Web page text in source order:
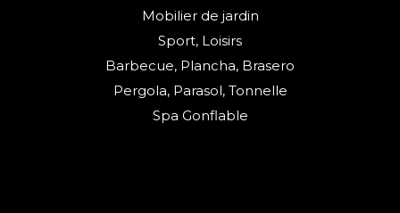
Mobilier de jardin
Sport, Loisirs
Barbecue, Plancha, Brasero
Pergola, Parasol, Tonnelle
Spa Gonflable